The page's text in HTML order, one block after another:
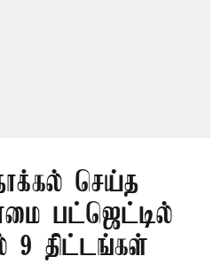
செய்த
பட்ஜெட்டில்
9 திட்டங்கள்